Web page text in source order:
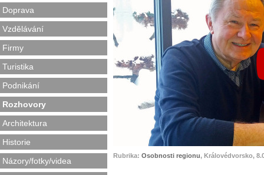
Doprava
Vzdělávání
Firmy
Turistika
Podnikání
Rozhovory
Architektura
Historie
Názory/fotky/videa
Rubrika: Osobnosti regionu, Královédvorsko,